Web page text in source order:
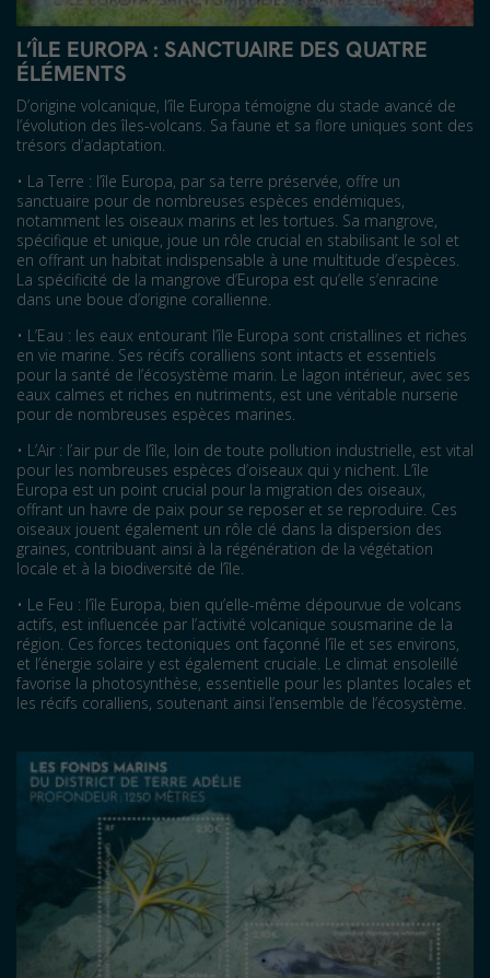
L’ÎLE EUROPA : SANCTUAIRE DES QUATRE
ÉLÉMENTS
D’origine volcanique, l’île Europa témoigne du stade avancé de
l’évolution des îles-volcans. Sa faune et sa flore uniques sont des
trésors d’adaptation.
• La Terre : l’île Europa, par sa terre préservée, offre un
sanctuaire pour de nombreuses espèces endémiques,
notamment les oiseaux marins et les tortues. Sa mangrove,
spécifique et unique, joue un rôle crucial en stabilisant le sol et
en offrant un habitat indispensable à une multitude d’espèces.
La spécificité de la mangrove d’Europa est qu’elle s’enracine
dans une boue d’origine corallienne.
• L’Eau : les eaux entourant l’île Europa sont cristallines et riches
en vie marine. Ses récifs coralliens sont intacts et essentiels
pour la santé de l’écosystème marin. Le lagon intérieur, avec ses
eaux calmes et riches en nutriments, est une véritable nurserie
pour de nombreuses espèces marines.
• L’Air : l’air pur de l’île, loin de toute pollution industrielle, est vital
pour les nombreuses espèces d’oiseaux qui y nichent. L’île
Europa est un point crucial pour la migration des oiseaux,
offrant un havre de paix pour se reposer et se reproduire. Ces
oiseaux jouent également un rôle clé dans la dispersion des
graines, contribuant ainsi à la régénération de la végétation
locale et à la biodiversité de l’île.
• Le Feu : l’île Europa, bien qu’elle-même dépourvue de volcans
actifs, est influencée par l’activité volcanique sousmarine de la
région. Ces forces tectoniques ont façonné l’île et ses environs,
et l’énergie solaire y est également cruciale. Le climat ensoleillé
favorise la photosynthèse, essentielle pour les plantes locales et
les récifs coralliens, soutenant ainsi l’ensemble de l’écosystème.